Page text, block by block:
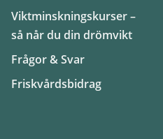
Viktminskningskurser –
så når du din drömvikt
Frågor & Svar
Friskvårdsbidrag